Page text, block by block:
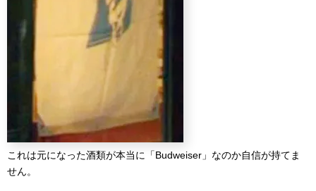
これは元になった酒類が本当に「Budweiser」なのか自信が持てま
せん。